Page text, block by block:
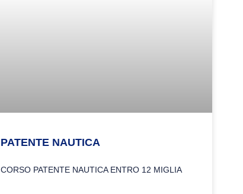
PATENTE NAUTICA
CORSO PATENTE NAUTICA ENTRO 12 MIGLIA